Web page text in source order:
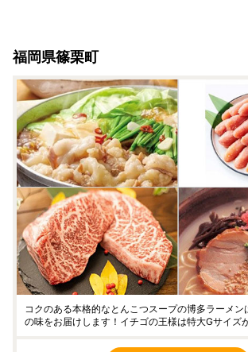
福岡県篠栗町
コクのある本格的なとんこつスープの博多ラーメン
の味をお届けします！イチゴの王様は特大Gサイズ